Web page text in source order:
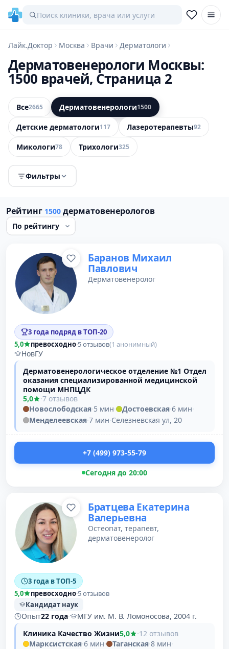
Лайк.Доктор Москва Врачи Дерматологи
Дерматовенерологи Москвы:
1500 врачей, Страница 2
Все2665 Дерматовенерологи1500
Детские дерматологи117 Лазеротерапевты92
Микологи78 Трихологи325
Фильтры
Рейтинг 1500 дерматовенерологов
Баранов Михаил
Павлович
Дерматовенеролог
3 года подряд в ТОП-20
5,0
превосходно·5 отзывов(1 анонимный)
НовГУ
Дерматовенерологическое отделение №1 Отдел
оказания специализированной медицинской
помощи МНПЦДК
5,0
·7 отзывов
Новослободская·5 мин· Достоевская·6 мин·
Менделеевская·7 мин·Селезневская ул, 20
+7 (499) 973-55-79
Сегодня до 20:00
Братцева Екатерина
Валерьевна
Остеопат, терапевт,
дерматовенеролог
3 года в ТОП-5
5,0
превосходно·5 отзывов
Кандидат наук
Опыт22 года·
МГУ им. М. В. Ломоносова, 2004 г.
Клиника Качество Жизни5,0 ·12 отзывов
Марксистская·6 мин· Таганская·8 мин·